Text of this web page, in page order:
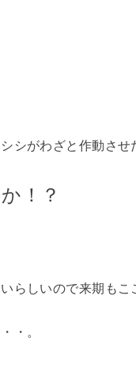
シがわざと作動させ
！？
らしいので来期もこ
・。